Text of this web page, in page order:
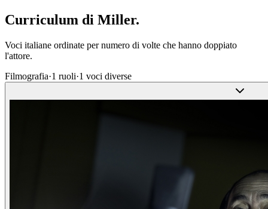
Curriculum di Miller.
Voci italiane ordinate per numero di volte che hanno doppiato
l'attore.
Filmografia·1 ruoli·1 voci diverse